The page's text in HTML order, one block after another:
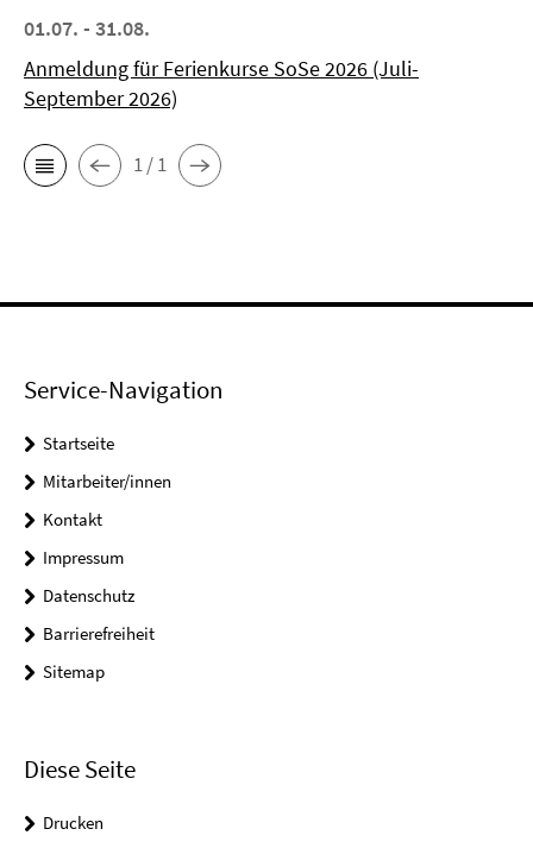
01.07. - 31.08.
Anmeldung für Ferienkurse SoSe 2026 (Juli-
September 2026)
1 / 1
Service-Navigation
Startseite
Mitarbeiter/innen
Kontakt
Impressum
Datenschutz
Barrierefreiheit
Sitemap
Diese Seite
Drucken